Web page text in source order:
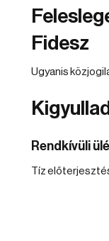
Fidesz
Ugyanis
Rendkívüli
Tíz